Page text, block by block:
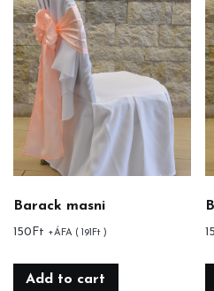
Barack masni
150 Ft +ÁFA ( 191Ft )
Add to cart